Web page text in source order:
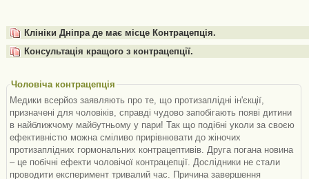
Клініки Дніпра де має місце Контрацепція.
Консультація кращого з контрацепції.
Чоловіча контрацепція
Медики всерйоз заявляють про те, що протизаплідні ін'єкції,
призначені для чоловіків, справді чудово запобігають появі дитини
в найближчому майбутньому у пари! Так що подібні уколи за своєю
ефективністю можна сміливо прирівнювати до жіночих
протизаплідних гормональних контрацептивів. Друга погана новина
– це побічні ефекти чоловічої контрацепції. Дослідники не стали
проводити експеримент тривалий час. Причина завершення